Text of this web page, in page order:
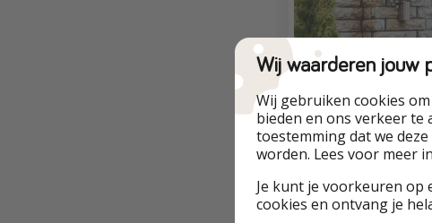
Wij waarderen jouw
Wij gebruiken cookies
bieden en ons verkeer te
toestemming dat we
worden. Lees voor meer
Je kunt je voorkeuren op
cookies en ontvang je